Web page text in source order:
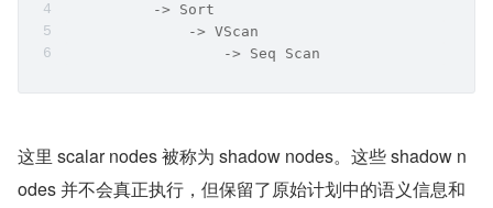
          -> Sort
              -> VScan
                  -> Seq Scan
这里 scalar nodes 被称为 shadow nodes。这些 shadow n
odes 并不会真正执行，但保留了原始计划中的语义信息和